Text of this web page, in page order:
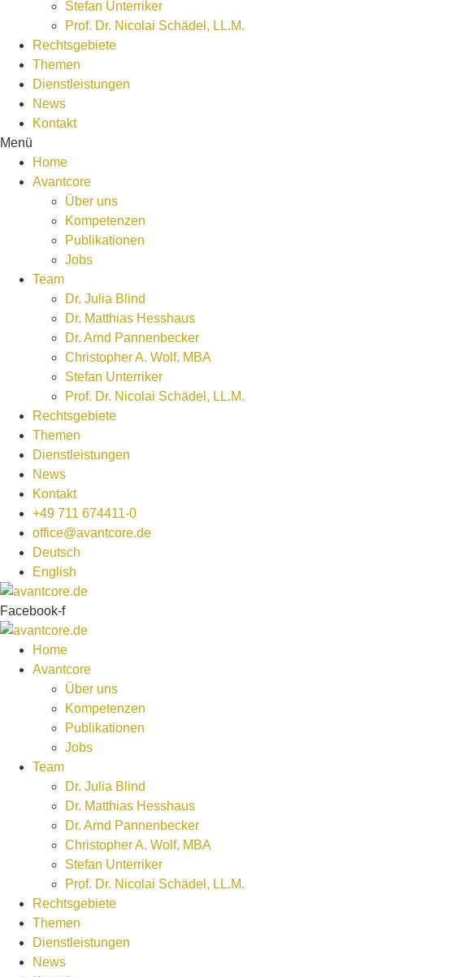
Stefan Unterriker
Prof. Dr. Nicolai Schädel, LL.M.
Rechtsgebiete
Themen
Dienstleistungen
News
Kontakt
Menü
Home
Avantcore
Über uns
Kompetenzen
Publikationen
Jobs
Team
Dr. Julia Blind
Dr. Matthias Hesshaus
Dr. Arnd Pannenbecker
Christopher A. Wolf, MBA
Stefan Unterriker
Prof. Dr. Nicolai Schädel, LL.M.
Rechtsgebiete
Themen
Dienstleistungen
News
Kontakt
+49 711 674411-0
office@avantcore.de
Deutsch
English
Facebook-f
Home
Avantcore
Über uns
Kompetenzen
Publikationen
Jobs
Team
Dr. Julia Blind
Dr. Matthias Hesshaus
Dr. Arnd Pannenbecker
Christopher A. Wolf, MBA
Stefan Unterriker
Prof. Dr. Nicolai Schädel, LL.M.
Rechtsgebiete
Themen
Dienstleistungen
News